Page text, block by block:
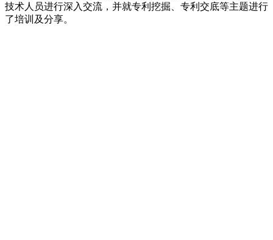
技术人员进行深入交流，并就专利挖掘、专利交底等主题进行
了培训及分享。